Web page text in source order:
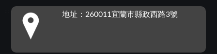
地址：260011宜蘭市縣政西路3號